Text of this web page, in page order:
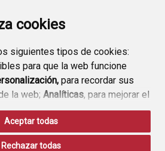
cookies
siguientes tipos de cookies:
para que la web funcione
para recordar sus
la web; Analíticas, para mejorar el
y sus servicios.
botón“Aceptar todas”
su uso. Si pulsa el botón
Aceptar todas
Rechazar todas